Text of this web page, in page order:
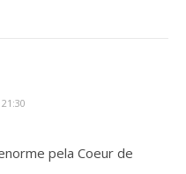
pela Coeur de